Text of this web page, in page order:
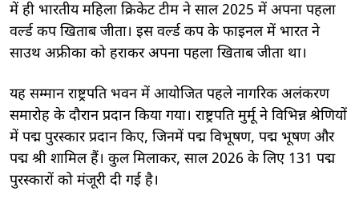
में ही भारतीय महिला क्रिकेट टीम ने साल 2025 में अपना पहला
वर्ल्ड कप खिताब जीता। इस वर्ल्ड कप के फाइनल में भारत ने
साउथ अफ्रीका को हराकर अपना पहला खिताब जीता था।
यह सम्मान राष्ट्रपति भवन में आयोजित पहले नागरिक अलंकरण
समारोह के दौरान प्रदान किया गया। राष्ट्रपति मुर्मू ने विभिन्न श्रेणियों
में पद्म पुरस्कार प्रदान किए, जिनमें पद्म विभूषण, पद्म भूषण और
पद्म श्री शामिल हैं। कुल मिलाकर, साल 2026 के लिए 131 पद्म
पुरस्कारों को मंजूरी दी गई है।